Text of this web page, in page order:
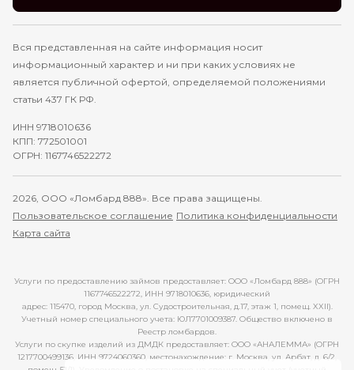
Вся представленная на сайте информация носит
информационный характер и ни при каких условиях не
является публичной офертой, определяемой положениями
статьи 437 ГК РФ.
ИНН 9718010636
КПП: 772501001
ОГРН: 1167746522272
2026, ООО «Ломбард 888». Все права защищены.
Пользовательское соглашение Политика конфиденциальности
Карта сайта
Услуги по предоставлению займов предоставляет: ООО «Ломбард 888» (ОГРН
1167746522272, ИНН 9718010636, юридический
адрес: 115470, город Москва, ул. Судостроительная, д.17, этаж 1, помещ. XXII).
Учетный номер специального учета: ЮЛ7701009387. Общество включено в
Реестр ломбардов.
Услуги по скупке изделий из ДМДК предоставляет: ООО «АНАЛЕММА» (ОГРН
1217700499136, ИНН 9724060360, местонахождение: г. Москва, ул. Арбат, д. 6/2,